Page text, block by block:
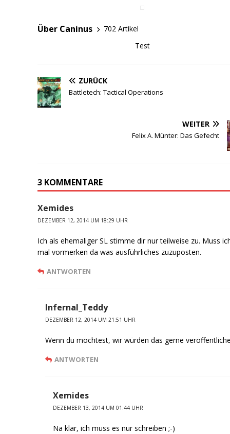
Über Caninus
702 Artikel
Test
ZURÜCK
Battletech: Tactical Operations
WEITER
Felix A. Münter: Das Gefecht
3 KOMMENTARE
Xemides
DEZEMBER 12, 2014 UM 18:29 UHR
Ich als ehemaliger SL stimme dir nur teilweise zu. Muss
mal vormerken da was ausführliches zuzuposten.
ANTWORTEN
Infernal_Teddy
DEZEMBER 12, 2014 UM 21:51 UHR
Wenn du möchtest, wir würden das gerne
ANTWORTEN
Xemides
DEZEMBER 13, 2014 UM 01:44 UHR
Na klar, ich muss es nur schreiben ;-)